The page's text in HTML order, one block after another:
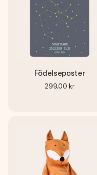
Födelseposter
299,00 kr